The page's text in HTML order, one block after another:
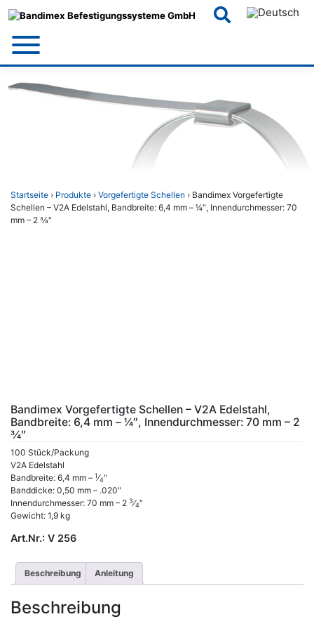
Startseite › Produkte › Vorgefertigte Schellen › Bandimex Vorgefertigte
Schellen – V2A Edelstahl, Bandbreite: 6,4 mm – 1⁄4″, Innendurchmesser: 70
mm – 2 3⁄4″
Bandimex Vorgefertigte Schellen – V2A Edelstahl,
Bandbreite: 6,4 mm – 1⁄4″, Innendurchmesser: 70 mm – 2
3⁄4″
100 Stück/Packung
V2A Edelstahl
Bandbreite: 6,4 mm – 1⁄4″
Banddicke: 0,50 mm – .020″
Innendurchmesser: 70 mm – 2 3⁄4″
Gewicht: 1,9 kg
Art.Nr.: V 256
Beschreibung Anleitung
Beschreibung